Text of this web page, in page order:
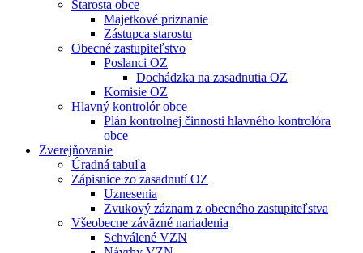
Starosta obce
Majetkové priznanie
Zástupca starostu
Obecné zastupiteľstvo
Poslanci OZ
Dochádzka na zasadnutia OZ
Komisie OZ
Hlavný kontrolór obce
Plán kontrolnej činnosti hlavného kontrolóra
obce
Zverejňovanie
Úradná tabuľa
Zápisnice zo zasadnutí OZ
Uznesenia
Zvukový záznam z obecného zastupiteľstva
Všeobecne záväzné nariadenia
Schválené VZN